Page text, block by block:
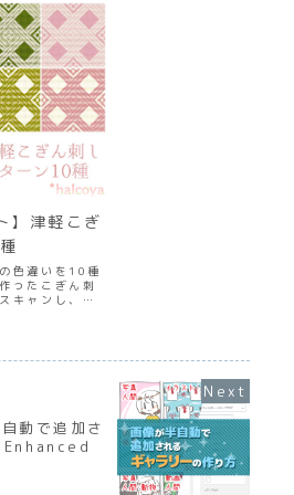
】津軽こぎ
色違いを10種
ったこぎん刺
キャンし、図
動で追加さ
Enhanced